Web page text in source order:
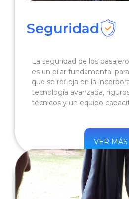
Seguridad
La seguridad de los
es un pilar fundamental
que se refleja en la
tecnología avanzada,
técnicos y un equipo
VER MÁS